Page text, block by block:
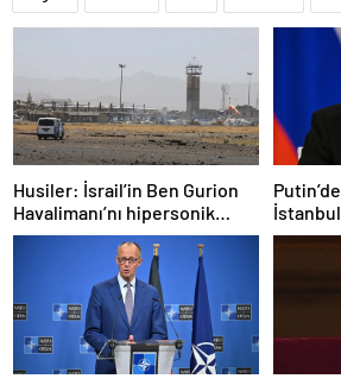
Husiler: İsrail’in Ben Gurion
Havalimanı’nı hipersonik
füzeyle hedef aldık